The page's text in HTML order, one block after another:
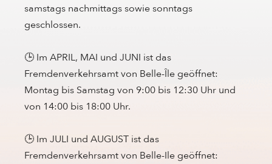
samstags nachmittags sowie sonntags
geschlossen.
🕒 Im APRIL, MAI und JUNI ist das
Fremdenverkehrsamt von Belle-Île geöffnet:
Montag bis Samstag von 9:00 bis 12:30 Uhr und
von 14:00 bis 18:00 Uhr.
🕒 Im JULI und AUGUST ist das
Fremdenverkehrsamt von Belle-Ile geöffnet: